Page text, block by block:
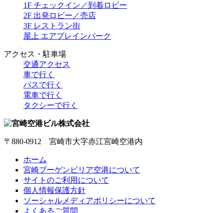
1F チェックイン／到着ロビー
2F 出発ロビー／売店
3F レストラン街
屋上 エアプレインパーク
アクセス・駐車場
交通アクセス
車で行く
バスで行く
電車で行く
タクシーで行く
〒880-0912 宮崎市大字赤江宮崎空港内
ホーム
宮崎ブーゲンビリア空港について
サイトのご利用について
個人情報保護方針
ソーシャルメディアポリシーについて
よくあるご質問